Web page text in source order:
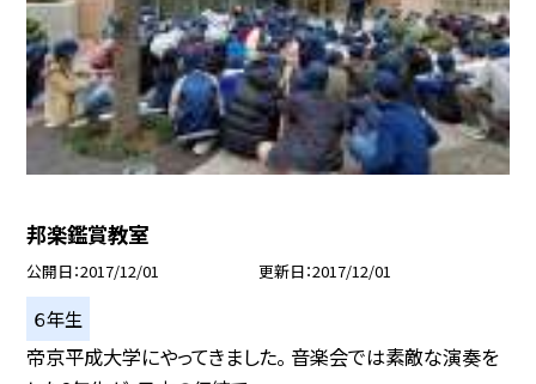
邦楽鑑賞教室
公開日 2017/12/01 更新日 2017/12/01
６年生
帝京平成大学にやってきました。 音楽会では素敵な演奏を